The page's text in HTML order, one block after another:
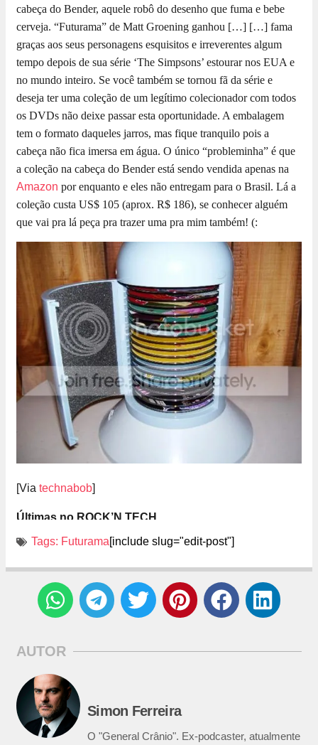
cabeça do Bender, aquele robô do desenho que fuma e bebe
cerveja. “Futurama” de Matt Groening ganhou […] […] fama
graças aos seus personagens esquisitos e irreverentes algum
tempo depois de sua série ‘The Simpsons’ estourar nos EUA e
no mundo inteiro. Se você também se tornou fã da série e
deseja ter uma coleção de um legítimo colecionador com todos
os DVDs não deixe passar esta oportunidade. A embalagem
tem o formato daqueles jarros, mas fique tranquilo pois a
cabeça não fica imersa em água. O único “probleminha” é que
a coleção na cabeça do Bender está sendo vendida apenas na
Amazon por enquanto e eles não entregam para o Brasil. Lá a
coleção custa US$ 105 (aprox. R$ 186), se conhecer alguém
que vai pra lá peça pra trazer uma pra mim também! (:
[Via technabob]
Últimas no ROCK’N TECH
Tags: Futurama[include slug="edit-post"]
AUTOR
Simon Ferreira
O "General Crânio". Ex-podcaster, atualmente